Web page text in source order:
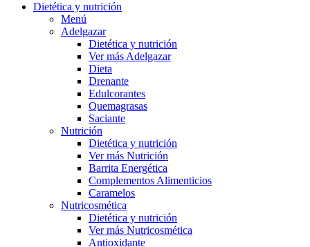
Dietética y nutrición
Menú
Adelgazar
Dietética y nutrición
Ver más Adelgazar
Dieta
Drenante
Edulcorantes
Quemagrasas
Saciante
Nutrición
Dietética y nutrición
Ver más Nutrición
Barrita Energética
Complementos Alimenticios
Caramelos
Nutricosmética
Dietética y nutrición
Ver más Nutricosmética
Antioxidante